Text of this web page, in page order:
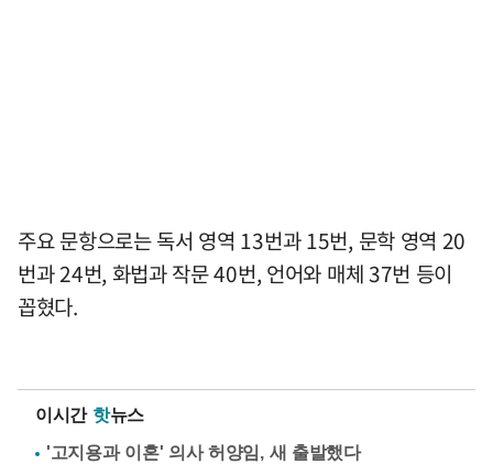
주요 문항으로는 독서 영역 13번과 15번, 문학 영역 20
번과 24번, 화법과 작문 40번, 언어와 매체 37번 등이
꼽혔다.
이시간 핫뉴스
'고지용과 이혼' 의사 허양임, 새 출발했다